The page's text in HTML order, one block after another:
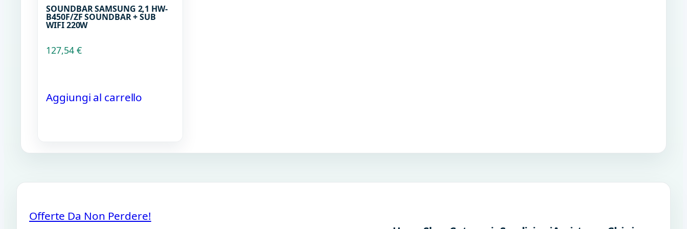
SOUNDBAR SAMSUNG 2,1 HW-
B450F/ZF SOUNDBAR + SUB
WIFI 220W
127,54 €
Aggiungi al carrello
Offerte Da Non Perdere!